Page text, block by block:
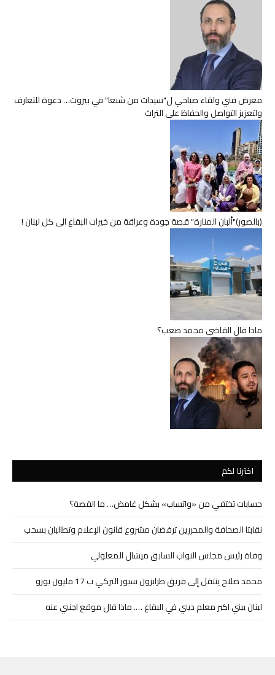
معرض فني ولقاء صباحي ل"سيدات من شبعا" في بيروت… دعوة للتعارف
ولتعزيز التواصل والحفاظ على التراث
(بالصور)"ألبان المنارة" قصة جودة وعراقة من خيرات البقاع الى كل لبنان !
ماذا قال القاضي محمد صعب؟
اخترنا لكم
حسابات تختفي من «واتساب» بشكل غامض… ما القصة؟
نقابتا الصحافة والمحررين ترفضان مشروع قانون الإعلام وتطالبان بسحب
وفاة رئيس مجلس النواب السابق ميشال المعلولي
محمد صلاح ينتقل إلى فريق طرابزون سبور التركي ب 17 مليون يورو
لبنان يبني اكبر معلم ديني في البقاع …. ماذا قال موقع اجنبي عنه